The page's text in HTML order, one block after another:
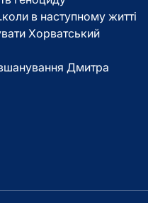
в наступному житті
Хорватський
Дмитра